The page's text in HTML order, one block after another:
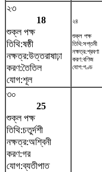
২৩
18
শুক্ল পক্ষ
তিথি:ষষ্ঠী
নক্ষত্র:উত্তরাষাঢ়া
করণ:তৈতিল
যোগ:শূল
২৪
শুক্ল পক্ষ
তিথি:সপ্তমী
নক্ষত্র:শ্রবণা
করণ:বণিজ
যোগ:গণ্ড
৩০
25
শুক্ল পক্ষ
তিথি:চতুর্দশী
নক্ষত্র:অশ্বিনী
করণ:গর
যোগ:ব্যতীপাত